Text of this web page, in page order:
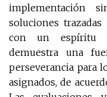
implementación
soluciones
con un espíritu
demuestra una
perseverancia para
asignados, de